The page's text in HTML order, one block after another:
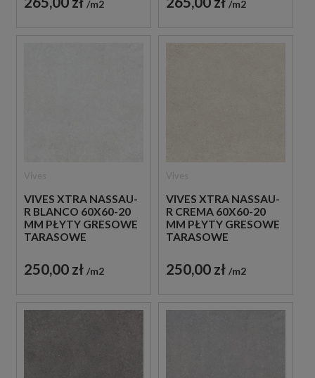
m2 m2
VIVES XTRA NASSAU-
R BLANCO 60X60-20
MM PŁYTY GRESOWE
TARASOWE
250,00 zł m2
VIVES XTRA NASSAU-
R CREMA 60X60-20
MM PŁYTY GRESOWE
TARASOWE
250,00 zł m2